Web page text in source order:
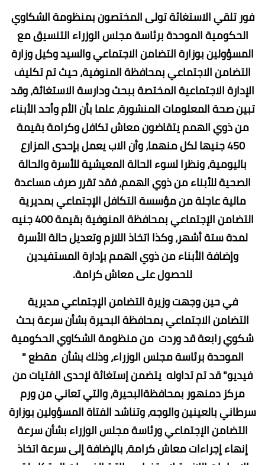
فور تلقي الاستغاثة تولى المختصون بمنظومة الشكاوي
الحكومية الموحدة برئاسة مجلس الوزراء التنسيق مع
المسؤولين بوزارة التضامن الاجتماعي والسيد وكيل وزارة
التضامن الاجتماعي بمحافظة المنوفية، حيث تم تكليف
الإدارة الاجتماعية المختصة ببحث ودارسة الاستغاثة، وقد
تبين صحة المعلومات المنشورة، علما بأن الأم وأحد الأبناء
من ذوي الهمم يتقاضون معاش تكافل وكرامة بقيمة
450 جنيها لكل منهما، وأن الاب يعمل بإحدى المزارع
باليومية، ونظرا لسوء الحالة المعيشية للأسرة والحالة
الصحية للأبناء من ذوي الهمم، فقد تقرر صرف مساعدة
مالية عاجلة من مؤسسة التكافل الإجتماعي بمديرية
التضامن الإجتماعي بمحافظة المنوفية بقيمة 400 جنيه
لمدة ستة أشهر، وكذا اتخاذ اللازم وتعديل حالة الأسرة
وإضافة الأبناء من ذوي الهمم بإدارة المستفيدين
للحصول على معاش كرامة.
في حين وجهت وزيرة التضامن الإجتماعي مديرية
التضامن الاجتماعي بمحافظة البحيرة بشأن سرعة بحث
شكوي رابعة قد وردت من منظومة الشكاوي الحكومية
الموحدة برئاسة مجلس الوزراء، وذلك بشأن مقطع "
فيديو" قد تم تداوله يتضمن إستغاثة لإحدى الفتيات من
مركز دمنهور بمحافظةالبحيرة، والتي تعاني من ورم
سرطاني بالعينين والوجه، وتناشد الفتاة المسؤولين بوزارة
التضامن الإجتماعي ورئاسة مجلس الوزراء بشأن سرعة
إنهاء إجراءات معاش كرامة، بالإضافة إلى سرعة اتخاذ